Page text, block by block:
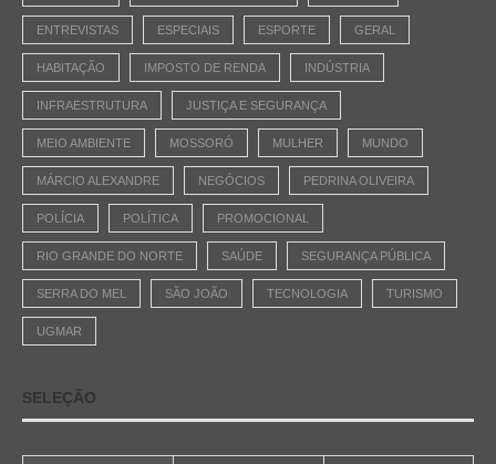
ENTREVISTAS ESPECIAIS ESPORTE GERAL
HABITAÇÃO IMPOSTO DE RENDA INDÚSTRIA
INFRAESTRUTURA JUSTIÇA E SEGURANÇA
MEIO AMBIENTE MOSSORÓ MULHER MUNDO
MÁRCIO ALEXANDRE NEGÓCIOS PEDRINA OLIVEIRA
POLÍCIA POLÍTICA PROMOCIONAL
RIO GRANDE DO NORTE SAÚDE SEGURANÇA PÚBLICA
SERRA DO MEL SÃO JOÃO TECNOLOGIA TURISMO
UGMAR
SELEÇÃO